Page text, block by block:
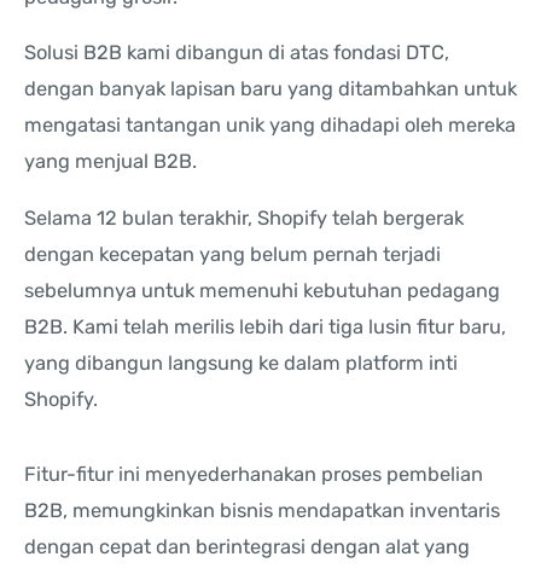
Solusi B2B kami dibangun di atas fondasi DTC,
dengan banyak lapisan baru yang ditambahkan untuk
mengatasi tantangan unik yang dihadapi oleh mereka
yang menjual B2B.
Selama 12 bulan terakhir, Shopify telah bergerak
dengan kecepatan yang belum pernah terjadi
sebelumnya untuk memenuhi kebutuhan pedagang
B2B. Kami telah merilis lebih dari tiga lusin fitur baru,
yang dibangun langsung ke dalam platform inti
Shopify.
Fitur-fitur ini menyederhanakan proses pembelian
B2B, memungkinkan bisnis mendapatkan inventaris
dengan cepat dan berintegrasi dengan alat yang